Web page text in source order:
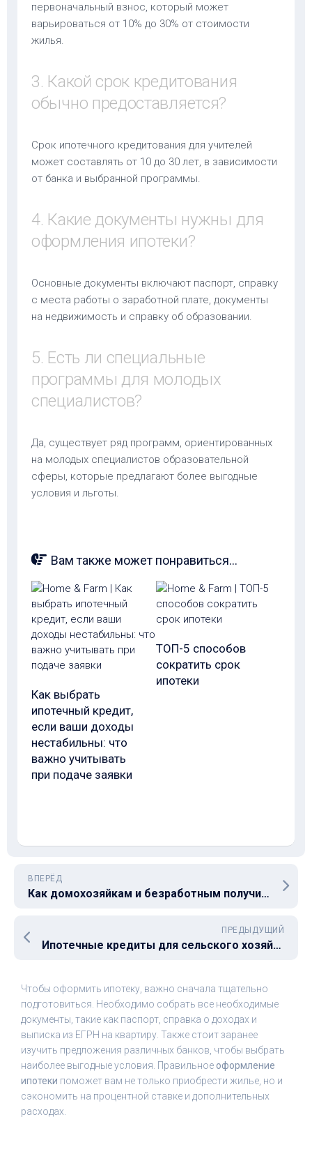
первоначальный взнос, который может
варьироваться от 10% до 30% от стоимости
жилья.
3. Какой срок кредитования
обычно предоставляется?
Срок ипотечного кредитования для учителей
может составлять от 10 до 30 лет, в зависимости
от банка и выбранной программы.
4. Какие документы нужны для
оформления ипотеки?
Основные документы включают паспорт, справку
с места работы о заработной плате, документы
на недвижимость и справку об образовании.
5. Есть ли специальные
программы для молодых
специалистов?
Да, существует ряд программ, ориентированных
на молодых специалистов образовательной
сферы, которые предлагают более выгодные
условия и льготы.
Вам также может понравиться...
Как выбрать
ипотечный кредит,
если ваши доходы
нестабильны: что
важно учитывать
при подаче заявки
ТОП-5 способов
сократить срок
ипотеки
ВПЕРЁД
Как домохозяйкам и безработным получить ипотечный кредит: возможности и рекомендации
ПРЕДЫДУЩИЙ
Ипотечные кредиты для сельского хозяйства: как получить кредит на покупку земли и жилых объектов
Чтобы оформить ипотеку, важно сначала тщательно
подготовиться. Необходимо собрать все необходимые
документы, такие как паспорт, справка о доходах и
выписка из ЕГРН на квартиру. Также стоит заранее
изучить предложения различных банков, чтобы выбрать
наиболее выгодные условия. Правильное оформление
ипотеки поможет вам не только приобрести жилье, но и
сэкономить на процентной ставке и дополнительных
расходах.